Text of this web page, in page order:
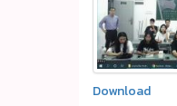
Download